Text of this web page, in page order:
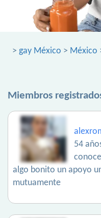
> gay México > México
Miembros
54
algo bonito un apoyo
mutuamente